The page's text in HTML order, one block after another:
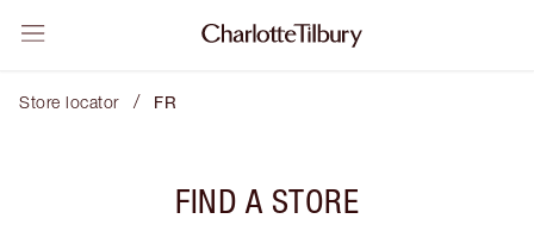
Store locator / FR
FIND A STORE